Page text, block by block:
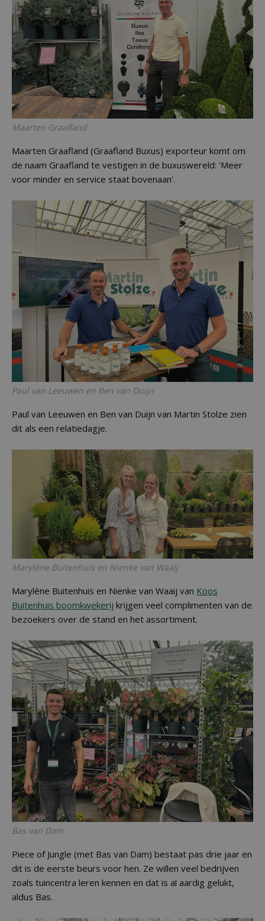
Maarten Graafland
Maarten Graafland (Graafland Buxus) exporteur komt om
de naam Graafland te vestigen in de buxuswereld: 'Meer
voor minder en service staat bovenaan'.
Paul van Leeuwen en Ben van Duijn
Paul van Leeuwen en Ben van Duijn van Martin Stolze zien
dit als een relatiedagje.
Marylène Buitenhuis en Nienke van Waaij
Marylène Buitenhuis en Nienke van Waaij van Koos
Buitenhuis boomkwekerij krijgen veel complimenten van de
bezoekers over de stand en het assortiment.
Bas van Dam
Piece of Jungle (met Bas van Dam) bestaat pas drie jaar en
dit is de eerste beurs voor hen. Ze willen veel bedrijven
zoals tuincentra leren kennen en dat is al aardig gelukt,
aldus Bas.